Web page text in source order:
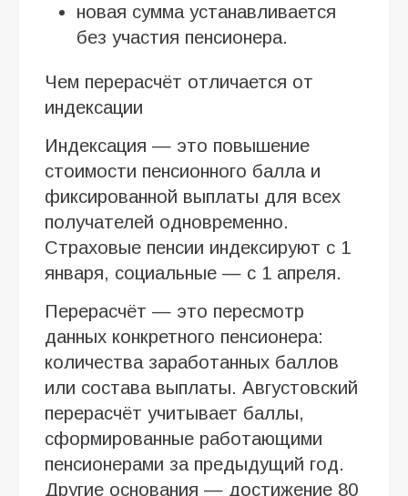
новая сумма устанавливается
без участия пенсионера.
Чем перерасчёт отличается от
индексации
Индексация — это повышение
стоимости пенсионного балла и
фиксированной выплаты для всех
получателей одновременно.
Страховые пенсии индексируют с 1
января, социальные — с 1 апреля.
Перерасчёт — это пересмотр
данных конкретного пенсионера:
количества заработанных баллов
или состава выплаты. Августовский
перерасчёт учитывает баллы,
сформированные работающими
пенсионерами за предыдущий год.
Другие основания — достижение 80